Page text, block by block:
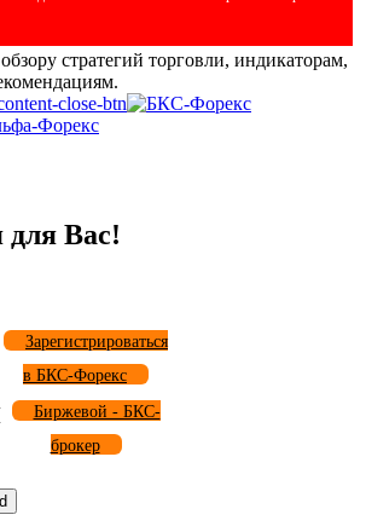
стратегий торговли, индикаторам,
Вас!
Зарегистрироваться
в БКС-Форекс
Биржевой - БКС-
брокер